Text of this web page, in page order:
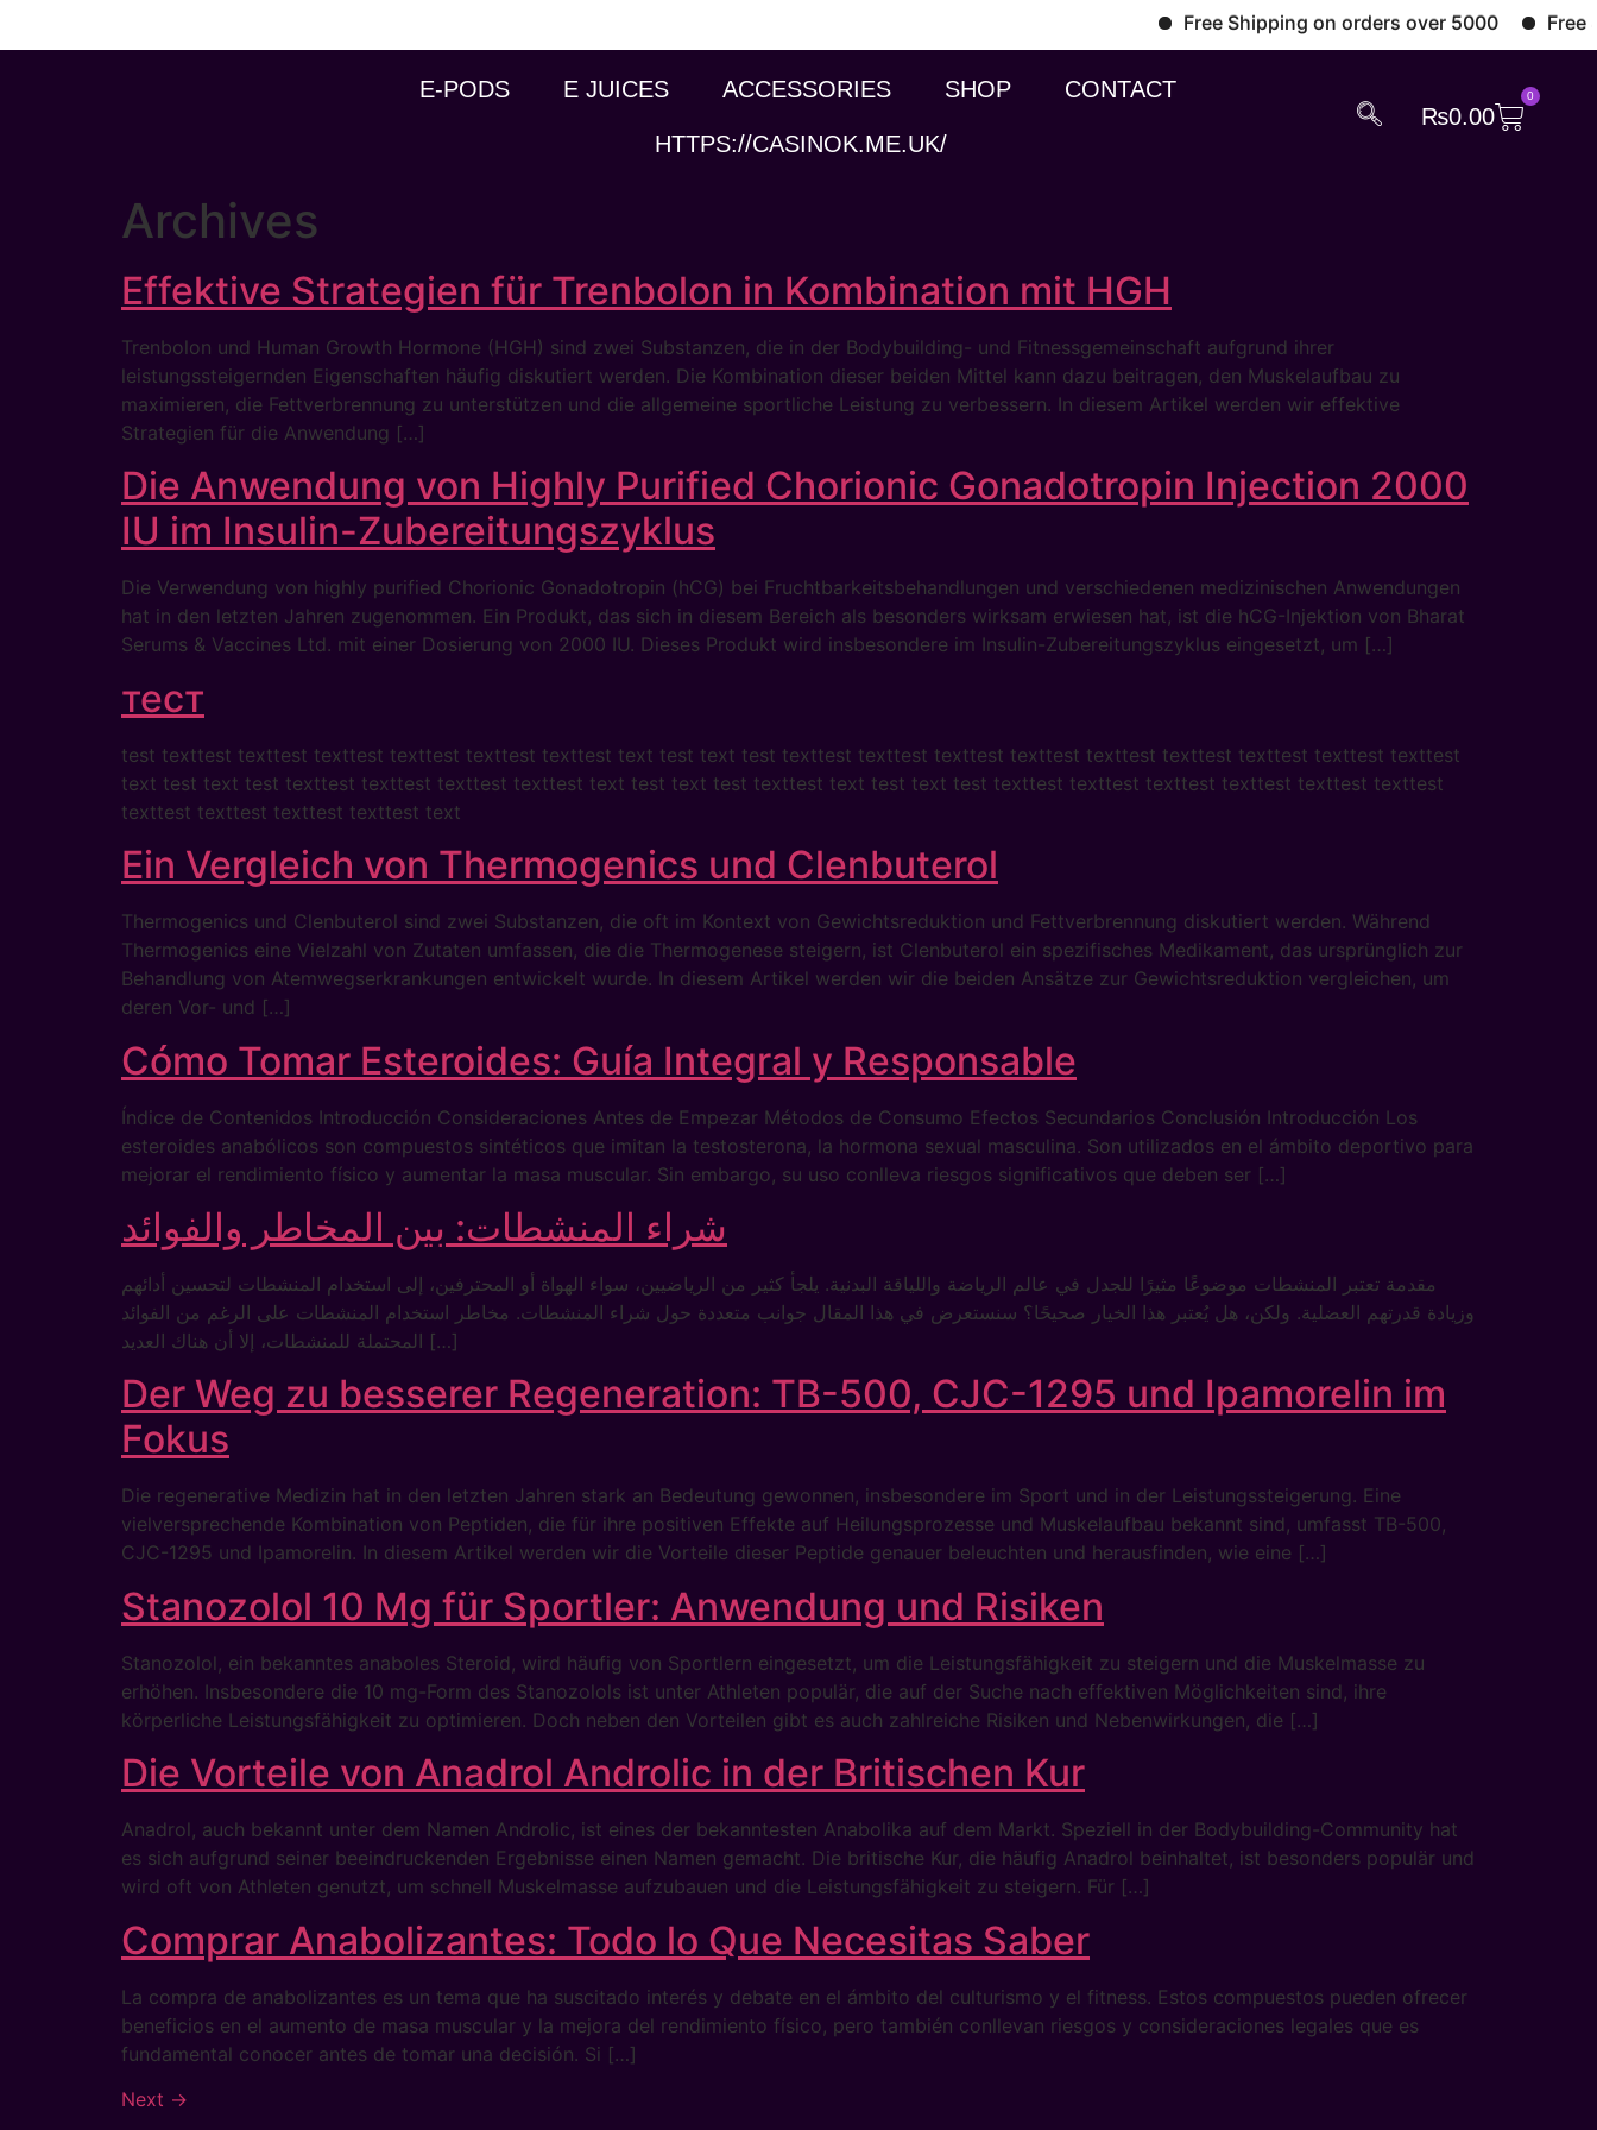
Free Shipping on orders over 5000 Free
E-PODS E JUICES ACCESSORIES SHOP CONTACT
HTTPS://CASINOK.ME.UK/
₨0.00
0
Archives
Effektive Strategien für Trenbolon in Kombination mit HGH
Trenbolon und Human Growth Hormone (HGH) sind zwei Substanzen, die in der Bodybuilding- und Fitnessgemeinschaft aufgrund ihrer
leistungssteigernden Eigenschaften häufig diskutiert werden. Die Kombination dieser beiden Mittel kann dazu beitragen, den Muskelaufbau zu
maximieren, die Fettverbrennung zu unterstützen und die allgemeine sportliche Leistung zu verbessern. In diesem Artikel werden wir effektive
Strategien für die Anwendung […]
Die Anwendung von Highly Purified Chorionic Gonadotropin Injection 2000
IU im Insulin-Zubereitungszyklus
Die Verwendung von highly purified Chorionic Gonadotropin (hCG) bei Fruchtbarkeitsbehandlungen und verschiedenen medizinischen Anwendungen
hat in den letzten Jahren zugenommen. Ein Produkt, das sich in diesem Bereich als besonders wirksam erwiesen hat, ist die hCG-Injektion von Bharat
Serums & Vaccines Ltd. mit einer Dosierung von 2000 IU. Dieses Produkt wird insbesondere im Insulin-Zubereitungszyklus eingesetzt, um […]
тест
test texttest texttest texttest texttest texttest texttest text test text test texttest texttest texttest texttest texttest texttest texttest texttest texttest
text test text test texttest texttest texttest texttest text test text test texttest text test text test texttest texttest texttest texttest texttest texttest
texttest texttest texttest texttest text
Ein Vergleich von Thermogenics und Clenbuterol
Thermogenics und Clenbuterol sind zwei Substanzen, die oft im Kontext von Gewichtsreduktion und Fettverbrennung diskutiert werden. Während
Thermogenics eine Vielzahl von Zutaten umfassen, die die Thermogenese steigern, ist Clenbuterol ein spezifisches Medikament, das ursprünglich zur
Behandlung von Atemwegserkrankungen entwickelt wurde. In diesem Artikel werden wir die beiden Ansätze zur Gewichtsreduktion vergleichen, um
deren Vor- und […]
Cómo Tomar Esteroides: Guía Integral y Responsable
Índice de Contenidos Introducción Consideraciones Antes de Empezar Métodos de Consumo Efectos Secundarios Conclusión Introducción Los
esteroides anabólicos son compuestos sintéticos que imitan la testosterona, la hormona sexual masculina. Son utilizados en el ámbito deportivo para
mejorar el rendimiento físico y aumentar la masa muscular. Sin embargo, su uso conlleva riesgos significativos que deben ser […]
شراء المنشطات: بين المخاطر والفوائد
مقدمة تعتبر المنشطات موضوعًا مثيرًا للجدل في عالم الرياضة واللياقة البدنية. يلجأ كثير من الرياضيين، سواء الهواة أو المحترفين، إلى استخدام المنشطات لتحسين أدائهم
وزيادة قدرتهم العضلية. ولكن، هل يُعتبر هذا الخيار صحيحًا؟ سنستعرض في هذا المقال جوانب متعددة حول شراء المنشطات. مخاطر استخدام المنشطات على الرغم من الفوائد
المحتملة للمنشطات، إلا أن هناك العديد […]
Der Weg zu besserer Regeneration: TB-500, CJC-1295 und Ipamorelin im
Fokus
Die regenerative Medizin hat in den letzten Jahren stark an Bedeutung gewonnen, insbesondere im Sport und in der Leistungssteigerung. Eine
vielversprechende Kombination von Peptiden, die für ihre positiven Effekte auf Heilungsprozesse und Muskelaufbau bekannt sind, umfasst TB-500,
CJC-1295 und Ipamorelin. In diesem Artikel werden wir die Vorteile dieser Peptide genauer beleuchten und herausfinden, wie eine […]
Stanozolol 10 Mg für Sportler: Anwendung und Risiken
Stanozolol, ein bekanntes anaboles Steroid, wird häufig von Sportlern eingesetzt, um die Leistungsfähigkeit zu steigern und die Muskelmasse zu
erhöhen. Insbesondere die 10 mg-Form des Stanozolols ist unter Athleten populär, die auf der Suche nach effektiven Möglichkeiten sind, ihre
körperliche Leistungsfähigkeit zu optimieren. Doch neben den Vorteilen gibt es auch zahlreiche Risiken und Nebenwirkungen, die […]
Die Vorteile von Anadrol Androlic in der Britischen Kur
Anadrol, auch bekannt unter dem Namen Androlic, ist eines der bekanntesten Anabolika auf dem Markt. Speziell in der Bodybuilding-Community hat
es sich aufgrund seiner beeindruckenden Ergebnisse einen Namen gemacht. Die britische Kur, die häufig Anadrol beinhaltet, ist besonders populär und
wird oft von Athleten genutzt, um schnell Muskelmasse aufzubauen und die Leistungsfähigkeit zu steigern. Für […]
Comprar Anabolizantes: Todo lo Que Necesitas Saber
La compra de anabolizantes es un tema que ha suscitado interés y debate en el ámbito del culturismo y el fitness. Estos compuestos pueden ofrecer
beneficios en el aumento de masa muscular y la mejora del rendimiento físico, pero también conllevan riesgos y consideraciones legales que es
fundamental conocer antes de tomar una decisión. Si […]
Next →